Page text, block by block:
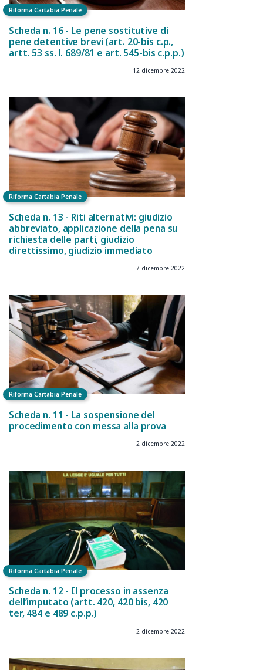
Riforma Cartabia Penale
Scheda n. 16 - Le pene sostitutive di
pene detentive brevi (art. 20-bis c.p.,
artt. 53 ss. l. 689/81 e art. 545-bis c.p.p.)
12 dicembre 2022
Riforma Cartabia Penale
Scheda n. 13 - Riti alternativi: giudizio
abbreviato, applicazione della pena su
richiesta delle parti, giudizio
direttissimo, giudizio immediato
7 dicembre 2022
Riforma Cartabia Penale
Scheda n. 11 - La sospensione del
procedimento con messa alla prova
2 dicembre 2022
Riforma Cartabia Penale
Scheda n. 12 - Il processo in assenza
dell’imputato (artt. 420, 420 bis, 420
ter, 484 e 489 c.p.p.)
2 dicembre 2022